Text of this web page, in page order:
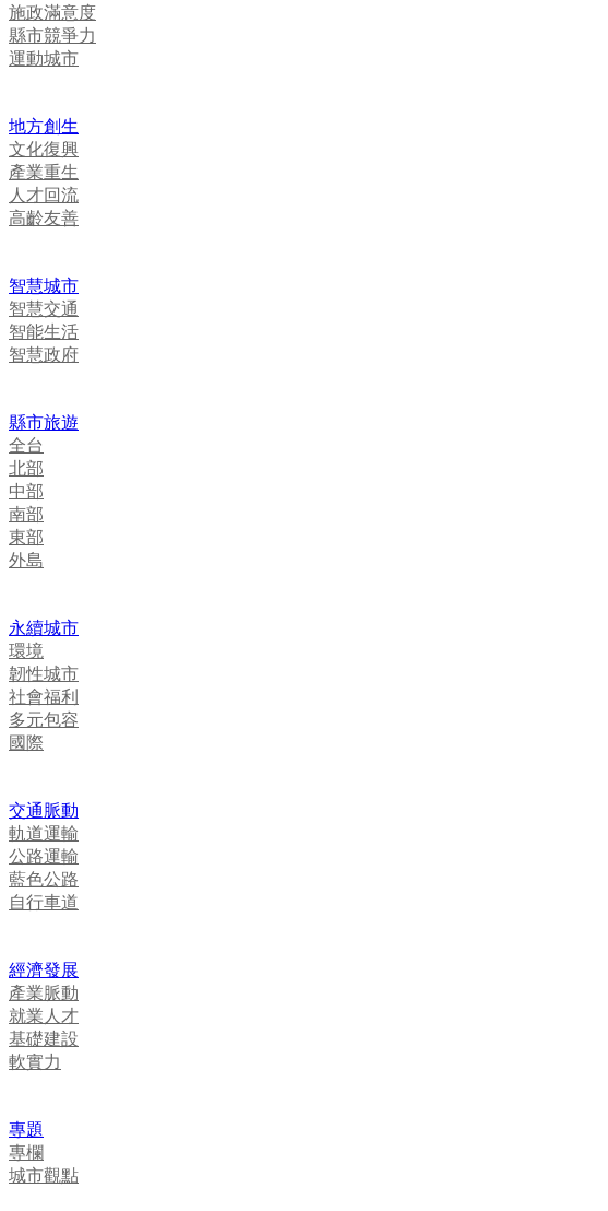
施政滿意度
縣市競爭力
運動城市
地方創生
文化復興
產業重生
人才回流
高齡友善
智慧城市
智慧交通
智能生活
智慧政府
縣市旅遊
全台
北部
中部
南部
東部
外島
永續城市
環境
韌性城市
社會福利
多元包容
國際
交通脈動
軌道運輸
公路運輸
藍色公路
自行車道
經濟發展
產業脈動
就業人才
基礎建設
軟實力
專題
專欄
城市觀點